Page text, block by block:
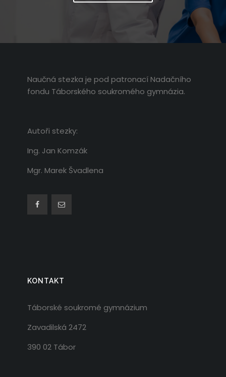
Naučná stezka je pod patronací Nadačního
fondu Táborského soukromého gymnázia.
Autoři stezky:
Ing. Jan Komzák
Mgr. Marek Švadlena
KONTAKT
Táborské soukromé gymnázium
Zavadilská 2472
390 02 Tábor